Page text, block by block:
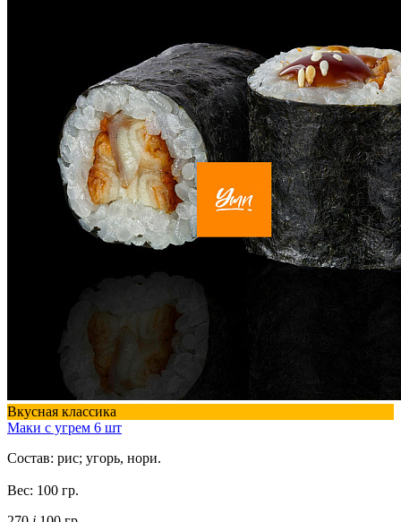
Вкусная классика
Маки с угрем 6 шт
Состав: рис; угорь, нори.
Вес: 100 гр.